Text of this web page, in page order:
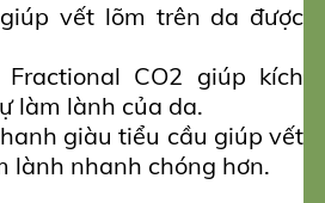
vết lõm trên da được
CO2 giúp kích
làm lành của da.
giàu tiểu cầu giúp vết
lành nhanh chóng hơn.